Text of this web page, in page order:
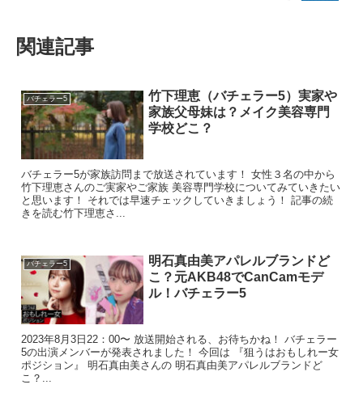
関連記事
バチェラー5
竹下理恵（バチェラー5）実家や
家族父母妹は？メイク美容専門
学校どこ？
バチェラー5が家族訪問まで放送されています！ 女性３名の中から
竹下理恵さんのご実家やご家族 美容専門学校についてみていきたい
と思います！ それでは早速チェックしていきましょう！ 記事の続
きを読む竹下理恵さ...
バチェラー5
明石真由美アパレルブランドど
こ？元AKB48でCanCamモデ
ル！バチェラー5
2023年8月3日22：00〜 放送開始される、お待ちかね！ バチェラー
5の出演メンバーが発表されました！ 今回は 『狙うはおもしれー女
ポジション』 明石真由美さんの 明石真由美アパレルブランドど
こ？...